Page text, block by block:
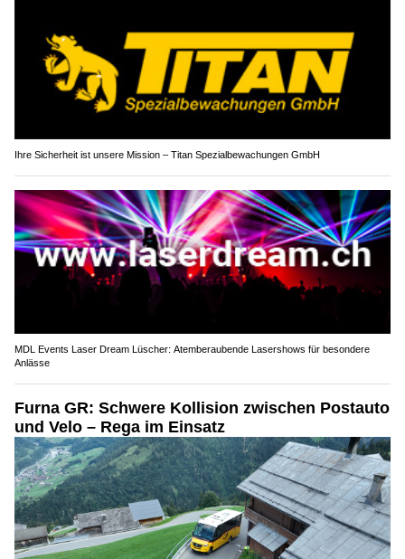
Ihre Sicherheit ist unsere Mission – Titan Spezialbewachungen GmbH
MDL Events Laser Dream Lüscher: Atemberaubende Lasershows für besondere
Anlässe
Furna GR: Schwere Kollision zwischen Postauto
und Velo – Rega im Einsatz